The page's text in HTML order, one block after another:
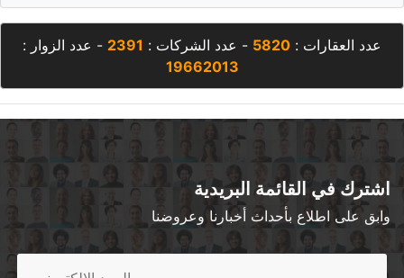
عدد العقارات : 5820 - عدد الشركات : 2391 - عدد الزوار :
19662013
اشترك في القائمة البريدية
وابق على اطلاع بأحداث أخبارنا وعروضنا